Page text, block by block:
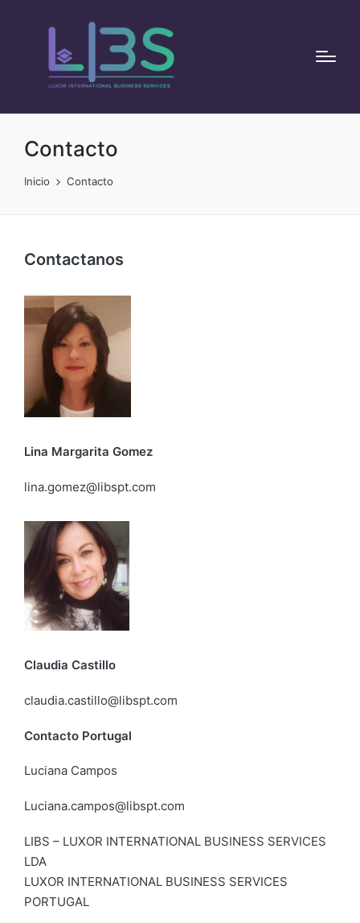
Contacto
Inicio Contacto
Contactanos
Lina Margarita Gomez
lina.gomez@libspt.com
Claudia Castillo
claudia.castillo@libspt.com
Contacto Portugal
Luciana Campos
Luciana.campos@libspt.com
LIBS – LUXOR INTERNATIONAL BUSINESS SERVICES
LDA
LUXOR INTERNATIONAL BUSINESS SERVICES
PORTUGAL